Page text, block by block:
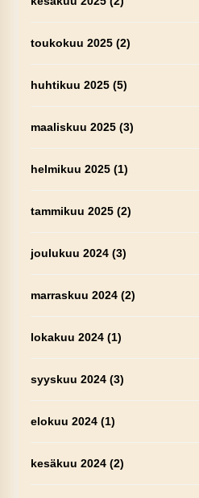
toukokuu 2025(2)
huhtikuu 2025(5)
maaliskuu 2025(3)
helmikuu 2025(1)
tammikuu 2025(2)
joulukuu 2024(3)
marraskuu 2024(2)
lokakuu 2024(1)
syyskuu 2024(3)
elokuu 2024(1)
kesäkuu 2024(2)